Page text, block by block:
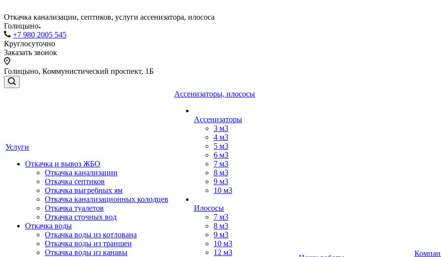
Откачка канализации, септиков, услуги ассенизатора, илососа
Голицыно
+7 980 2005 545
Круглосуточно
Заказать звонок
Голицыно, Коммунистический проспект, 1Б
Услуги
Откачка и вывоз ЖБО
Откачка канализации
Откачка септиков
Откачка выгребных ям
Откачка канализационных колодцев
Откачка туалетов
Откачка сточных вод
Откачка воды
Откачка воды из котлована
Откачка воды из траншеи
Откачка воды из канавы
Ассенизаторы, илососы
Ассенизаторы
3 м3
4 м3
5 м3
6 м3
7 м3
8 м3
9 м3
10 м3
Илососы
7 м3
8 м3
9 м3
10 м3
12 м3